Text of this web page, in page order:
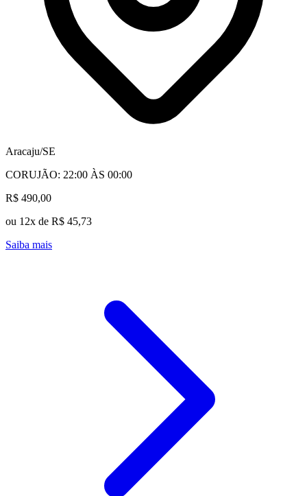
Aracaju/SE
CORUJÃO: 22:00 ÀS 00:00
R$ 490,00
ou 12x de R$ 45,73
Saiba mais